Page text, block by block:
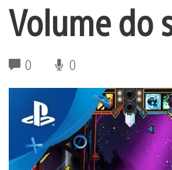
Volume do
0 0